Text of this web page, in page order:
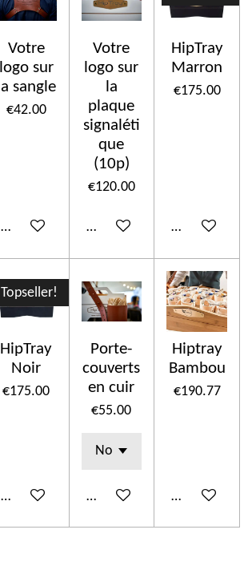
Votre
logo sur
la sangle
€42.00
Add to cart
Votre
logo sur
la
plaque
signaléti
que
(10p)
€120.00
Add to cart
HipTray
Marron
€175.00
Add to cart
Topseller!
HipTray
Noir
€175.00
Add to cart
Porte-
couverts
en cuir
€55.00
See details
Hiptray
Bambou
€190.77
Add to cart